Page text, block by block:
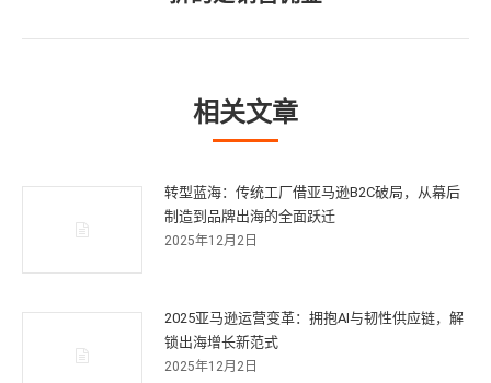
相关文章
转型蓝海：传统工厂借亚马逊B2C破局，从幕后
制造到品牌出海的全面跃迁
2025年12月2日
2025亚马逊运营变革：拥抱AI与韧性供应链，解
锁出海增长新范式
2025年12月2日